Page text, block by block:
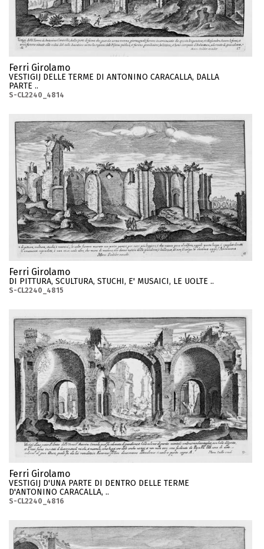
Ferri Girolamo
VESTIGIJ DELLE TERME DI ANTONINO CARACALLA, DALLA
PARTE ..
S-CL2240_4814
Ferri Girolamo
DI PITTURA, SCULTURA, STUCHI, E' MUSAICI, LE UOLTE ..
S-CL2240_4815
Ferri Girolamo
VESTIGIJ D'UNA PARTE DI DENTRO DELLE TERME
D'ANTONINO CARACALLA, ..
S-CL2240_4816